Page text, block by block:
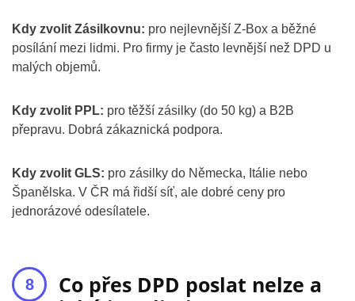
Kdy zvolit Zásilkovnu: pro nejlevnější Z-Box a běžné
posílání mezi lidmi. Pro firmy je často levnější než DPD u
malých objemů.
Kdy zvolit PPL: pro těžší zásilky (do 50 kg) a B2B
přepravu. Dobrá zákaznická podpora.
Kdy zvolit GLS: pro zásilky do Německa, Itálie nebo
Španělska. V ČR má řidší síť, ale dobré ceny pro
jednorázové odesílatele.
Co přes DPD poslat nelze a